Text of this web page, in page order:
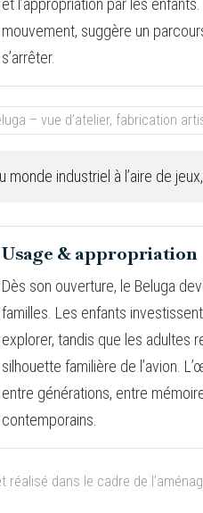
et l’appropriation par les
mouvement, suggère un
s’arrêter.
monde industriel à l’aire de
Usage & appropriation
Dès son ouverture, le Beluga
familles. Les enfants
explorer, tandis que les adultes
silhouette familière de l’avion.
entre générations, entre
contemporains.
réalisé dans le cadre de